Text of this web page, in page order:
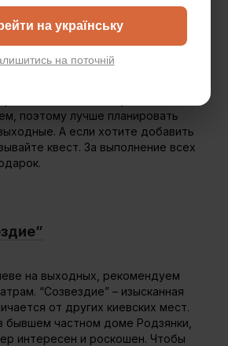
на українську
на поточній
копии Трипольской ТЭС.
и уходом этого макета
Посмотреть на самый
интересно как детям, так и
выделить минимум 2 часа для
поэтому лучше планировать
А если хотите добавить
квест. За выполнение всех
на выходных, рекомендуем
“Созвездие” – изысканная
от других киевских мест.
бывшем частном доме Родзянки,
интересен и роскошен. Чтобы